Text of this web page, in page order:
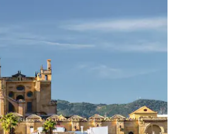
baixo do teclado ou tocando e deslizando o dedo